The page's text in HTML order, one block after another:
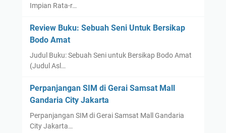
Impian Rata-r…
Review Buku: Sebuah Seni Untuk Bersikap
Bodo Amat
Judul Buku: Sebuah Seni untuk Bersikap Bodo Amat
(Judul Asl…
Perpanjangan SIM di Gerai Samsat Mall
Gandaria City Jakarta
Perpanjangan SIM di Gerai Samsat Mall Gandaria
City Jakarta…